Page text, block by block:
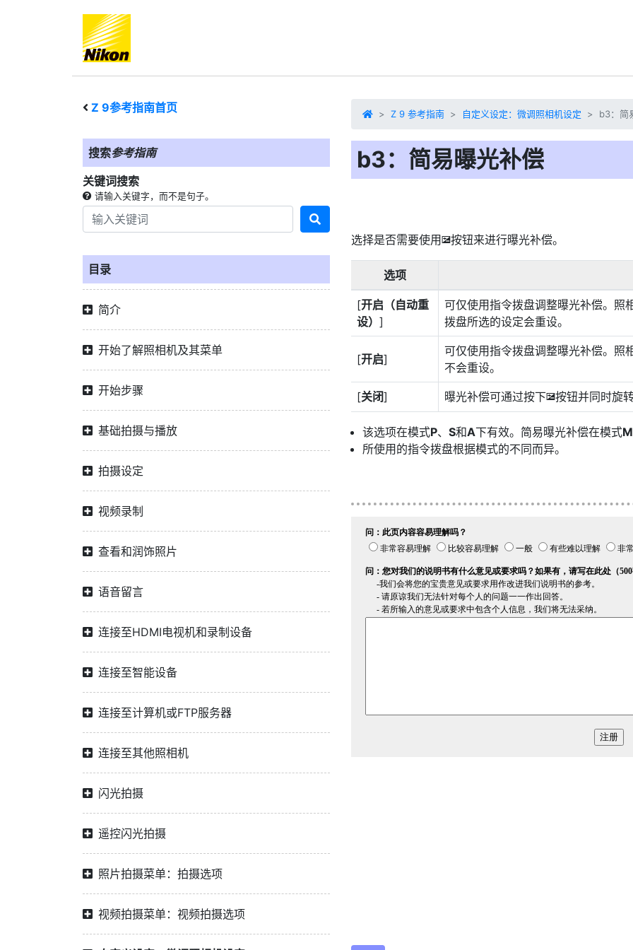
Z 9参考指南首页
搜索参考指南
关键词搜索
请输入关键字，而不是句子。
目录
简介
开始了解照相机及其菜单
开始步骤
基础拍摄与播放
拍摄设定
视频录制
查看和润饰照片
语音留言
连接至HDMI电视机和录制设备
连接至智能设备
连接至计算机或FTP服务器
连接至其他照相机
闪光拍摄
遥控闪光拍摄
照片拍摄菜单：拍摄选项
视频拍摄菜单：视频拍摄选项
Z 9 参考指南 自定义设定：微调照相机设定 b3：简
b3：简易曝光补偿
选择是否需要使用 E按钮来进行曝光补偿。
选项
[开启（自动重
设） ]
可仅使用指令拨盘调整曝光补偿。照
拨盘所选的设定会重设。
[开启]
可仅使用指令拨盘调整曝光补偿。照
不会重设。
[关闭] 曝光补偿可通过按下E按钮并同时旋
该选项在模式P、 S和A下有效。简易曝光补偿在模式M
所使用的指令拨盘根据模式的不同而异。